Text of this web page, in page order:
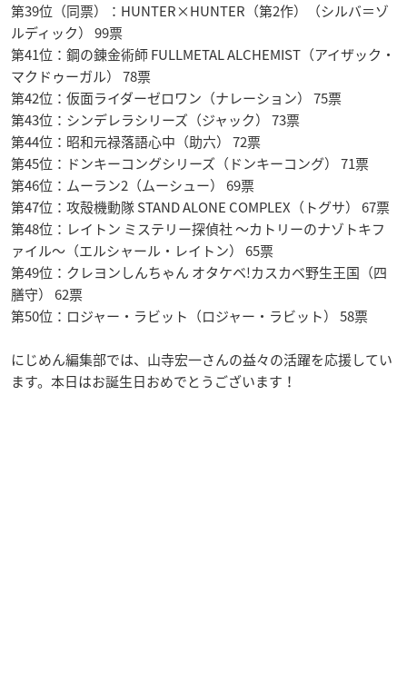
第39位（同票）：HUNTER×HUNTER（第2作）（シルバ＝ゾ
ルディック） 99票
第41位：鋼の錬金術師 FULLMETAL ALCHEMIST（アイザック・
マクドゥーガル） 78票
第42位：仮面ライダーゼロワン（ナレーション） 75票
第43位：シンデレラシリーズ（ジャック） 73票
第44位：昭和元禄落語心中（助六） 72票
第45位：ドンキーコングシリーズ（ドンキーコング） 71票
第46位：ムーラン2（ムーシュー） 69票
第47位：攻殻機動隊 STAND ALONE COMPLEX（トグサ） 67票
第48位：レイトン ミステリー探偵社 〜カトリーのナゾトキフ
ァイル〜（エルシャール・レイトン） 65票
第49位：クレヨンしんちゃん オタケベ!カスカベ野生王国（四
膳守） 62票
第50位：ロジャー・ラビット（ロジャー・ラビット） 58票
にじめん編集部では、山寺宏一さんの益々の活躍を応援してい
ます。本日はお誕生日おめでとうございます！